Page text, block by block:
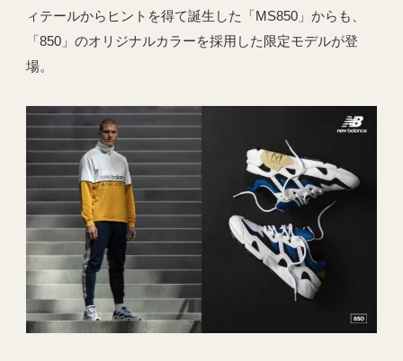
ィテールからヒントを得て誕生した「MS850」からも、
「850」のオリジナルカラーを採用した限定モデルが登
場。